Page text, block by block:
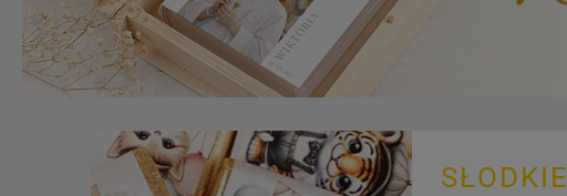
SŁODKIE